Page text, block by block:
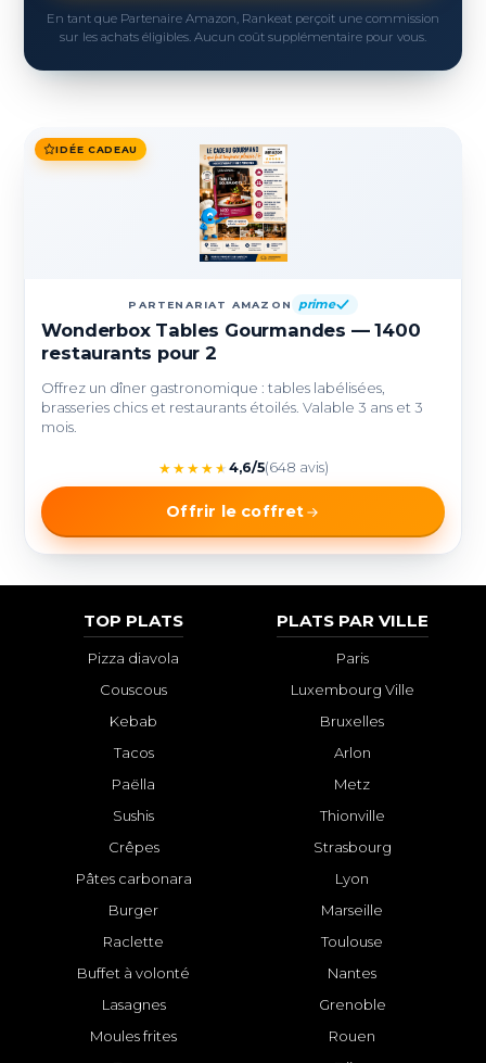
En tant que Partenaire Amazon, Rankeat perçoit une commission
sur les achats éligibles. Aucun coût supplémentaire pour vous.
IDÉE CADEAU
PARTENARIAT AMAZON prime
Wonderbox Tables Gourmandes — 1400
restaurants pour 2
Offrez un dîner gastronomique : tables labélisées,
brasseries chics et restaurants étoilés. Valable 3 ans et 3
mois.
★★★★★ 4,6/5(648 avis)
Offrir le coffret
TOP PLATS
Pizza diavola
Couscous
Kebab
Tacos
Paëlla
Sushis
Crêpes
Pâtes carbonara
Burger
Raclette
Buffet à volonté
Lasagnes
Moules frites
PLATS PAR VILLE
Paris
Luxembourg Ville
Bruxelles
Arlon
Metz
Thionville
Strasbourg
Lyon
Marseille
Toulouse
Nantes
Grenoble
Rouen